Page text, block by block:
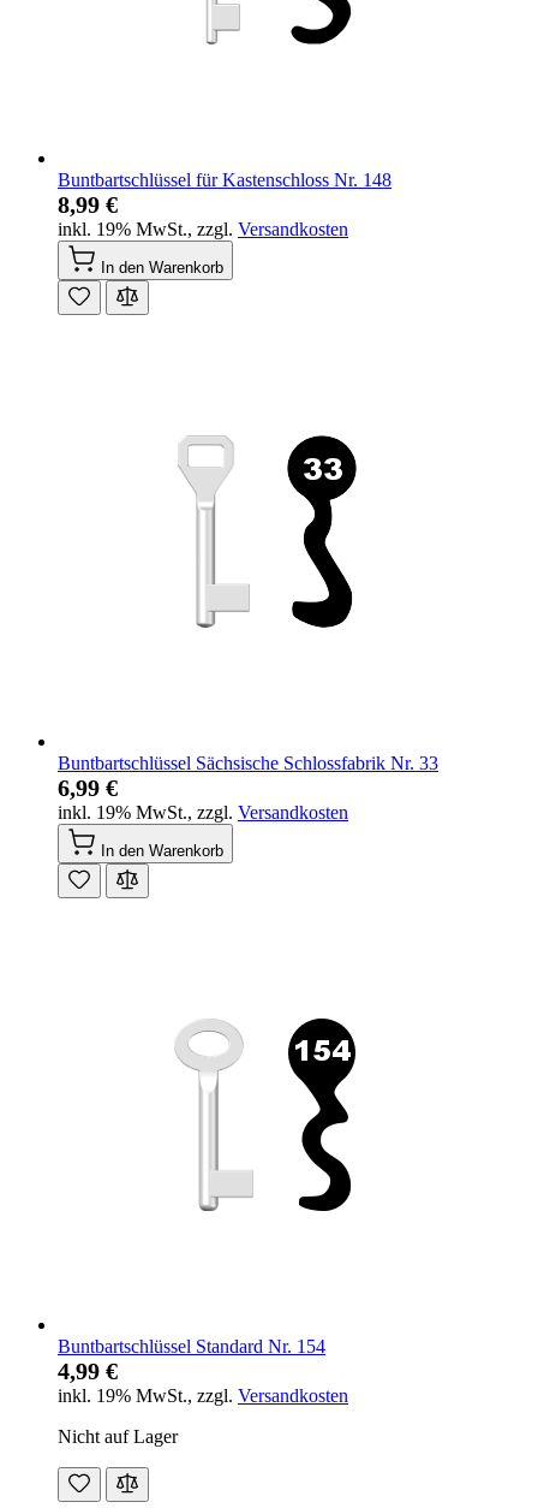
Buntbartschlüssel für Kastenschloss Nr. 148
8,99 €
inkl. 19% MwSt., zzgl. Versandkosten
In den Warenkorb
Buntbartschlüssel Sächsische Schlossfabrik Nr. 33
6,99 €
inkl. 19% MwSt., zzgl. Versandkosten
In den Warenkorb
Buntbartschlüssel Standard Nr. 154
4,99 €
inkl. 19% MwSt., zzgl. Versandkosten
Nicht auf Lager